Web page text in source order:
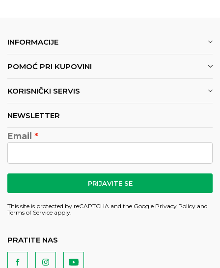
INFORMACIJE
POMOĆ PRI KUPOVINI
KORISNIČKI SERVIS
NEWSLETTER
Email
PRIJAVITE SE
This site is protected by reCAPTCHA and the Google Privacy Policy and
Terms of Service apply.
PRATITE NAS